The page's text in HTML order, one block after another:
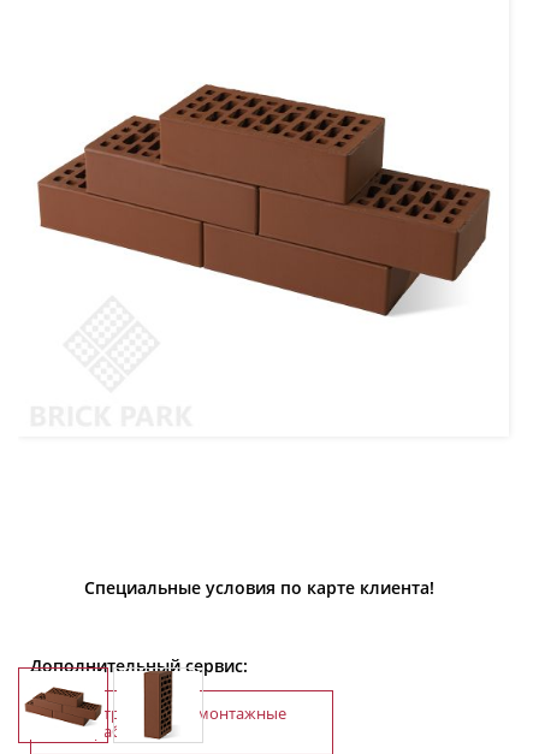
Специальные условия по карте клиента!
Дополнительный сервис:
Строительно-монтажные
работы